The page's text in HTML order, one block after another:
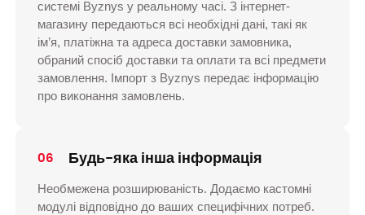
системі Byznys у реальному часі. З інтернет-
магазину передаються всі необхідні дані, такі як
ім’я, платіжна та адреса доставки замовника,
обраний спосіб доставки та оплати та всі предмети
замовлення. Імпорт з Byznys передає інформацію
про виконання замовлень.
06 Будь-яка інша інформація
Необмежена розширюваність. Додаємо кастомні
модулі відповідно до ваших специфічних потреб.